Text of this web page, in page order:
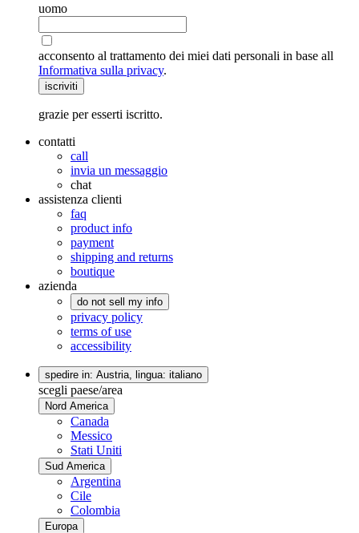
uomo
acconsento al trattamento dei miei dati personali in base all
Informativa sulla privacy.
iscriviti
grazie per esserti iscritto.
contatti
call
invia un messaggio
chat
assistenza clienti
faq
product info
payment
shipping and returns
boutique
azienda
do not sell my info
privacy policy
terms of use
accessibility
spedire in: Austria, lingua: italiano
scegli paese/area
Nord America
Canada
Messico
Stati Uniti
Sud America
Argentina
Cile
Colombia
Europa